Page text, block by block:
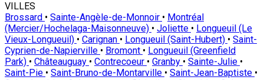
VILLES
Brossard • Sainte-Angèle-de-Monnoir • Montréal
(Mercier/Hochelaga-Maisonneuve) • Joliette • Longueuil (Le
Vieux-Longueuil) • Carignan • Longueuil (Saint-Hubert) • Saint-
Cyprien-de-Napierville • Bromont • Longueuil (Greenfield
Park) • Châteauguay • Contrecoeur • Granby • Sainte-Julie •
Saint-Pie • Saint-Bruno-de-Montarville • Saint-Jean-Baptiste •